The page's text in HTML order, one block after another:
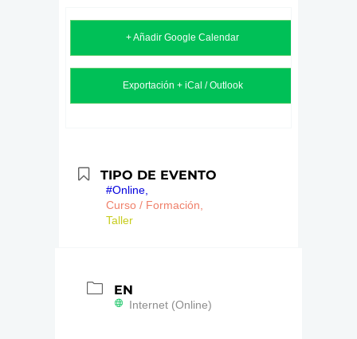
+ Añadir Google Calendar
Exportación + iCal / Outlook
TIPO DE EVENTO
#Online,
Curso / Formación,
Taller
EN
Internet (Online)